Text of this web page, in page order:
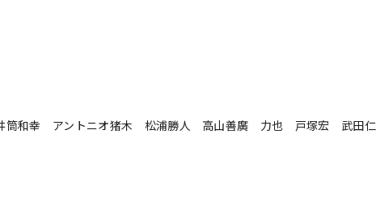
筒和幸 アントニオ猪木 松浦勝人 高山善廣 力也 戸塚宏 武田仁